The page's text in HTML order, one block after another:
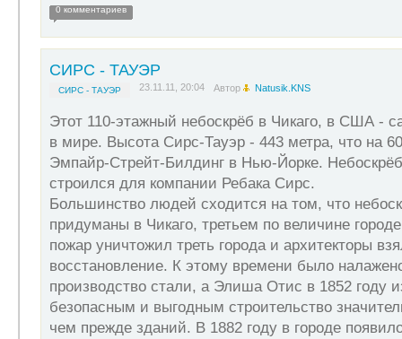
0 комментариев
СИРС - ТАУЭР
СИРС - ТАУЭР 23.11.11, 20:04 Автор Natusik.KNS
Этот 110-этажный небоскрёб в Чикаго, в США -
в мире. Высота Сирс-Тауэр - 443 метра, что на
Эмпайр-Стрейт-Билдинг в Нью-Йорке.
строился для компании Ребака Сирс.
Большинство людей сходится на том, что
придуманы в Чикаго, третьем по величине
пожар уничтожил треть города и архитекторы
восстановление. К этому времени было
производство стали, а Элиша Отис в 1852 году
безопасным и выгодным строительство
чем прежде зданий. В 1882 году в городе